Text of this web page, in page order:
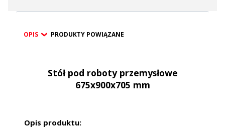
OPIS PRODUKTY POWIĄZANE
Stół pod roboty przemysłowe
675x900x705 mm
Opis produktu: